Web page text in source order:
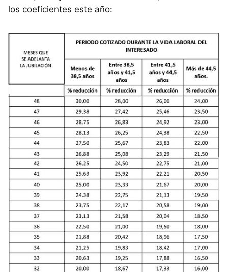
los coeficientes este año: